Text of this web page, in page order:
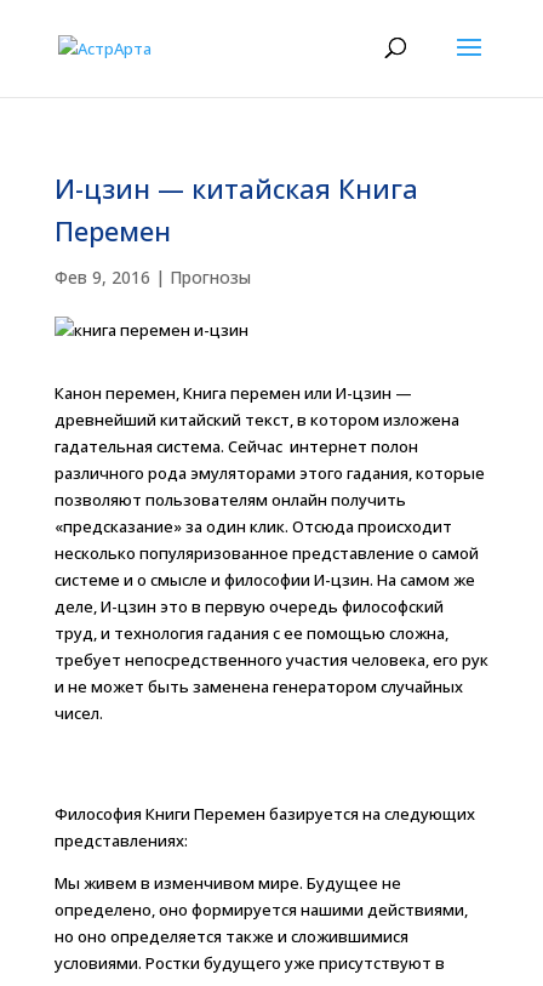
И-цзин — китайская Книга
Перемен
Фев 9, 2016 | Прогнозы
Канон перемен, Книга перемен или И-цзин —
древнейший китайский текст, в котором изложена
гадательная система. Сейчас интернет полон
различного рода эмуляторами этого гадания, которые
позволяют пользователям онлайн получить
«предсказание» за один клик. Отсюда происходит
несколько популяризованное представление о самой
системе и о смысле и философии И-цзин. На самом же
деле, И-цзин это в первую очередь философский
труд, и технология гадания с ее помощью сложна,
требует непосредственного участия человека, его рук
и не может быть заменена генератором случайных
чисел.
Философия Книги Перемен базируется на следующих
представлениях:
Мы живем в изменчивом мире. Будущее не
определено, оно формируется нашими действиями,
но оно определяется также и сложившимися
условиями. Ростки будущего уже присутствуют в